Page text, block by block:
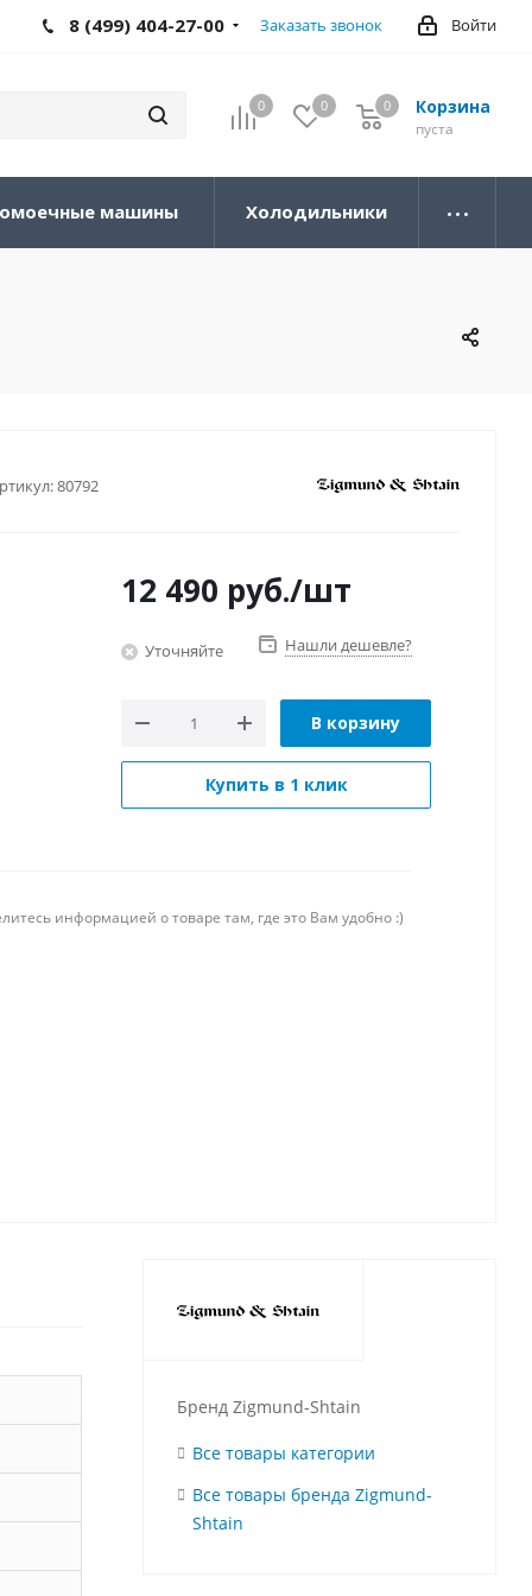
Войти
8 (499) 404-27-00 Заказать звонок
0 0 Корзина
0
пуста
0
машины Холодильники
80792
12 490 руб./шт
Уточняйте Нашли дешевле?
В корзину
Купить в 1 клик
информацией о товаре там, где это Вам удобно :)
Бренд Zigmund-Shtain
Все товары категории
Все товары бренда Zigmund-
Shtain